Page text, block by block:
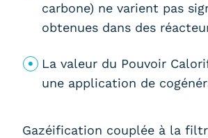
carbone) ne varient pas
obtenues dans des
La valeur du Pouvoir
une application de
Gazéification couplée à la